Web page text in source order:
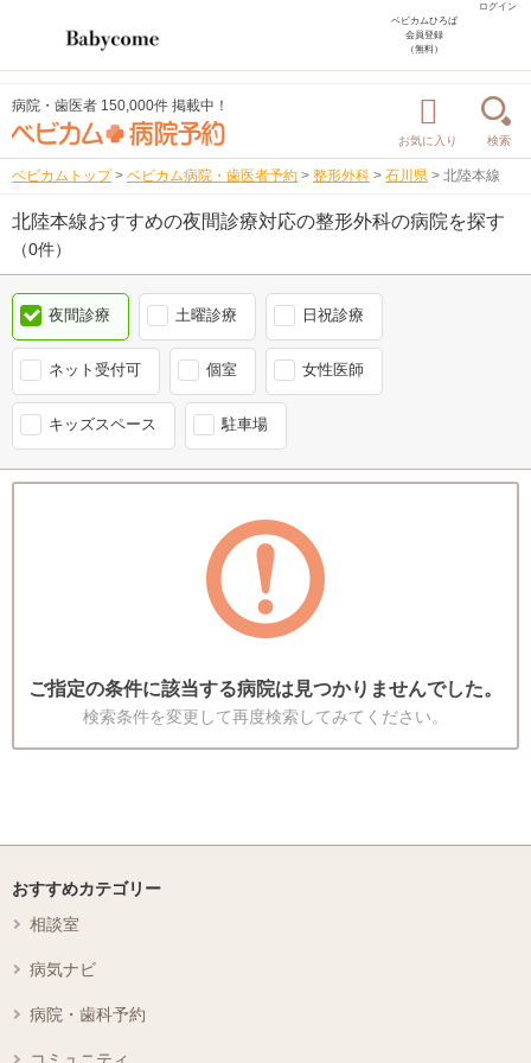
ログイン
ベビカムひろば
会員登録
（無料）
病院・歯医者 150,000件 掲載中！
お気に入り 検索
ベビカムトップ > ベビカム病院・歯医者予約 > 整形外科 > 石川県 > 北陸本線
北陸本線おすすめの夜間診療対応の整形外科の病院を探す
（0件）
夜間診療 土曜診療 日祝診療
ネット受付可 個室 女性医師
キッズスペース 駐車場
ご指定の条件に該当する病院は見つかりませんでした。
検索条件を変更して再度検索してみてください。
おすすめカテゴリー
相談室
病気ナビ
病院・歯科予約